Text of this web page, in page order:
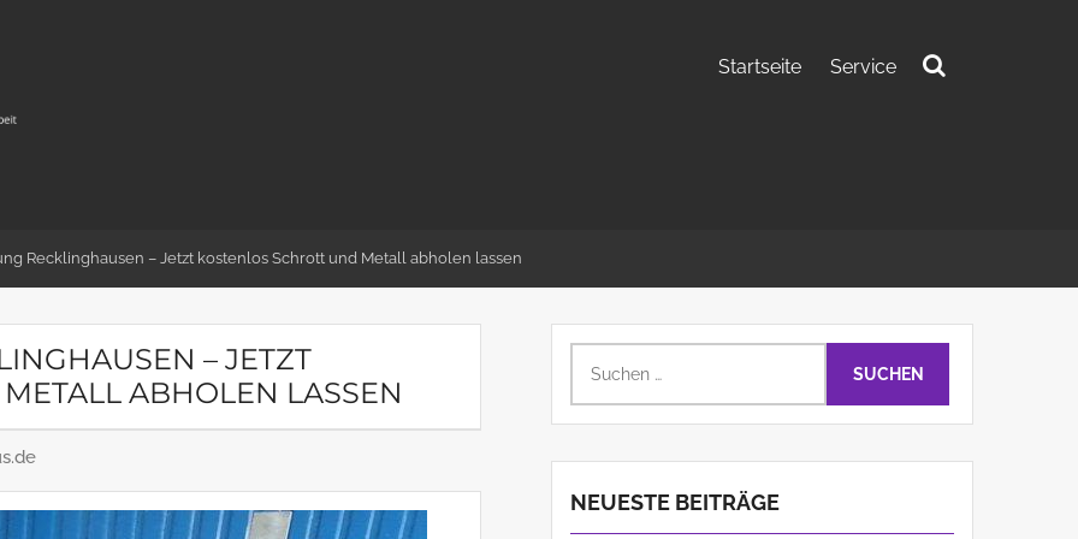
Startseite Service
Recklinghausen – Jetzt kostenlos Schrott und Metall abholen lassen
– JETZT
ABHOLEN LASSEN
nach:
NEUESTE BEITRÄGE